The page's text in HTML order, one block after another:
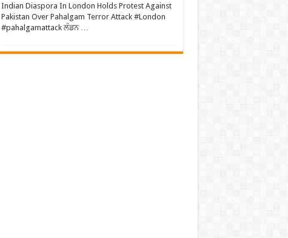
Indian Diaspora In London Holds Protest Against
Pakistan Over Pahalgam Terror Attack #London
#pahalgamattack ਲੰਡਨ …